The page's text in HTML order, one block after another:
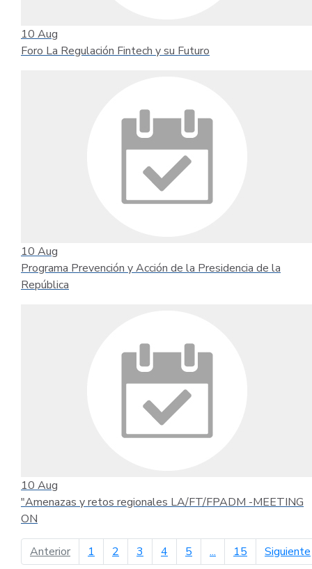
10 Aug
Foro La Regulación Fintech y su Futuro
10 Aug
Programa Prevención y Acción de la Presidencia de la
República
10 Aug
"Amenazas y retos regionales LA/FT/FPADM -MEETING
ON
Anteriorpágina anterior
1 2 3 4 5 ... 15 Siguiente